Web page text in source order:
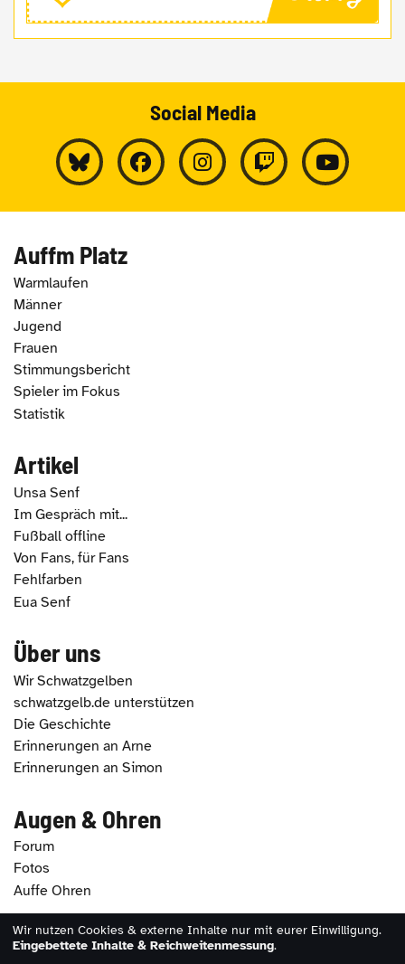
Social Media
Auffm Platz
Warmlaufen
Männer
Jugend
Frauen
Stimmungsbericht
Spieler im Fokus
Statistik
Artikel
Unsa Senf
Im Gespräch mit...
Fußball offline
Von Fans, für Fans
Fehlfarben
Eua Senf
Über uns
Wir Schwatzgelben
schwatzgelb.de unterstützen
Die Geschichte
Erinnerungen an Arne
Erinnerungen an Simon
Augen & Ohren
Forum
Fotos
Auffe Ohren
2026 - schwatzgelb.de |Impressum|Datenschutz
Wir nutzen Cookies & externe Inhalte nur mit eurer Einwilligung.
Eingebettete Inhalte & Reichweitenmessung.